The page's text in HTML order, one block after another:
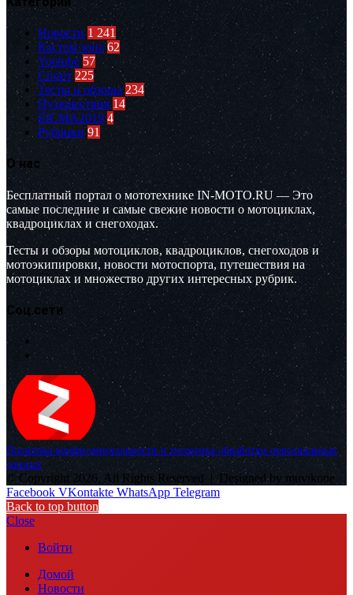
Новости 1 241
Кастом зона 62
Youtube 57
Спорт 225
Тесты и обзоры 234
Путешествия 14
EICMA2019 4
Рубрики 91
О нас
Бесплатный портал о мототехнике IN-MOTO.RU — Это
самые последние и самые свежие новости о мотоциклах,
квадроциклах и снегоходах.
Тесты и обзоры мотоциклов, квадроциклов, снегоходов и
мотоэкипировки, новости мотоспорта, путешествия на
мотоциклах и множество других интересных рубрик.
Соц.сети
Политика конфиденциальности и политика обработки персональных
данных
© Copyright 2026, All Rights Reserved |Designed by muvikone
Facebook VKontakte WhatsApp Telegram
Back to top button
Close
Войти
Домой
Новости